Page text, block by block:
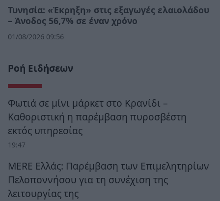
Τυνησία: «Έκρηξη» στις εξαγωγές ελαιολάδου
– Άνοδος 56,7% σε έναν χρόνο
01/08/2026 09:56
Ροή Ειδήσεων
Φωτιά σε μίνι μάρκετ στο Κρανίδι –
Καθοριστική η παρέμβαση πυροσβέστη
εκτός υπηρεσίας
19:47
MERE Ελλάς: Παρέμβαση των Επιμελητηρίων
Πελοποννήσου για τη συνέχιση της
λειτουργίας της